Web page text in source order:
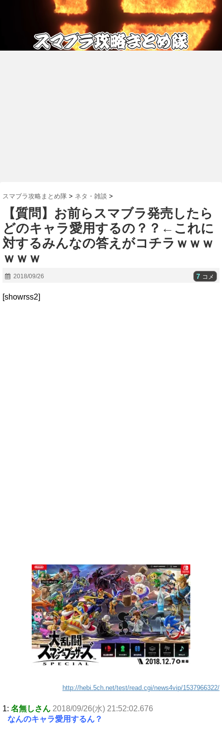
スマブラ攻略まとめ隊 > ネタ・雑談 >
【質問】お前らスマブラ発売したら
どのキャラ愛用するの？？←これに
対するみんなの答えがコチラｗｗｗ
ｗｗｗ
2018/09/26 7 コメ
[showrss2]
http://hebi.5ch.net/test/read.cgi/news4vip/1537966322/
1: 名無しさん 2018/09/26(水) 21:52:02.676
なんのキャラ愛用するん？